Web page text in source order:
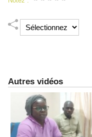
Autres vidéos